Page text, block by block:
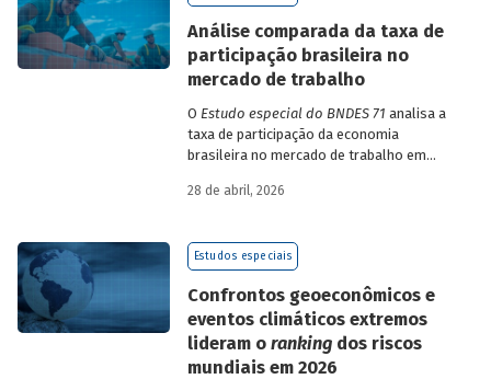
Análise comparada da taxa de
participação brasileira no
mercado de trabalho
O Estudo especial do BNDES 71 analisa a
taxa de participação da economia
brasileira no mercado de trabalho em
países de diferentes continentes e
28 de abril, 2026
Estudos especiais
Confrontos geoeconômicos e
eventos climáticos extremos
lideram o ranking dos riscos
mundiais em 2026